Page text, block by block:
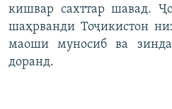
кишвар сахттар шавад.
шаҳрванди Тоҷикистон
маоши муносиб ва
доранд.